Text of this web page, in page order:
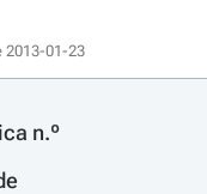
2013-01-23
n.º